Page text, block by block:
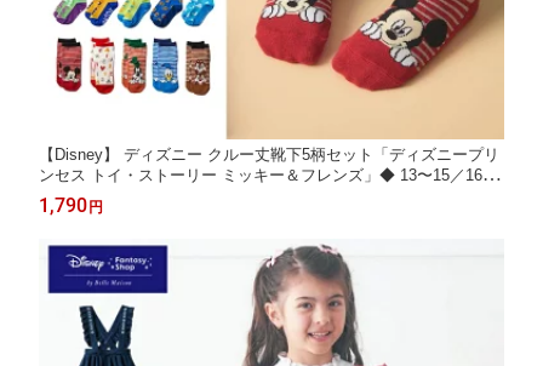
【Disney】 ディズニー クルー丈靴下5柄セット「ディズニープリ
ンセス トイ・ストーリー ミッキー＆フレンズ」◆ 13〜15／16〜
18／19〜21 ◆ ◇ 子ども 子供 キッズ 靴下 ソックス セット くつ
した 5柄セット セット クルー丈 まとめ買い 柄違い おしゃれ ◇
1,790 円